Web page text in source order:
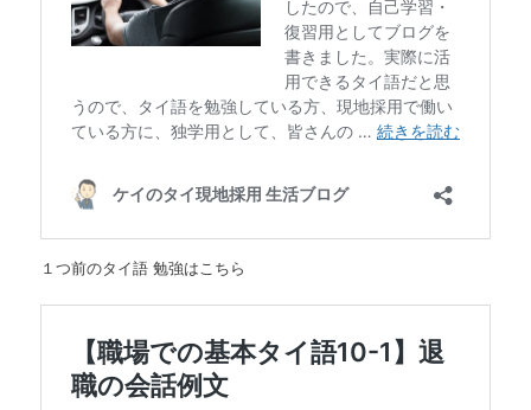
１つ前のタイ語 勉強はこちら